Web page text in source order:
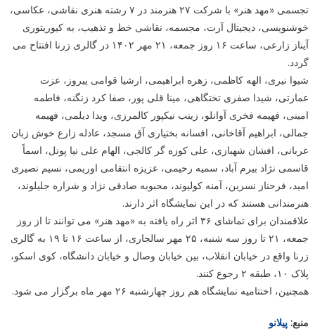
تجسمی «مهد هنر» با شرکت ۲۷ هنرمند در ۷ رشته هنری نقاشی، عکاسی،
خوشنویسی، دیجیتال آرت، مجسمه، نقاشی خط و تذهیب، به کیوریتوری
آیناز زارعی، ساعت ۱۶ روز جمعه، ۲۱ مهر ۱۴۰۲ در گالری زرنا افتتاح می
گردد.
شیوا نیری، الهه کاظمی، زهره ابراهیمی، ارشیا قوامی پیروز، عزت
عمارتی، شیدا صفری تختگاهی، مینا قلی پور، صفا کرد زنگنه، فاطمه
امینی، فهیمه فخری آوانلو، زینب نیکپور کالمرزی، ویدا دیلمی، فهیمه
جمالی، ابراهیم آقاخانی، افسانه بختیاری آق مسجد، عادله زارع خوش زبان
عربانی، افشان شهبازی، علی کوزه گر کالجی، الهام علی نیا پونل، اسماً
قاسمی نژاد بیرم آباد، سمیه رحیمی، عزیزه انتقامی اوریمی، نسیم نصیری
امید، فرحناز نسرین، آمنه کولیوند، محبوبه صادقی نژاد و شراره جلیلوند،
هنرمندانی هستند که در این نمایشگاه اثر دارند.
علاقمندان برای تماشای ۳۶ اثر راه یافته به «مهد هنر» می توانند تا از روز
جمعه، ۲۱ تا روز سه شنبه، ۲۵ مهر سالجاری، از ساعت ۱۶ تا ۱۹ به گالری
زرنا واقع در خیابان انقلاب، بین خیابان وصال و خیابان دانشگاه، کوی اسکو،
پلاک ۱۰، طبقه ۲ رجوع کنند.
همچنین، اختتامیه نمایشگاه هم روز چهارشنبه ۲۶ مهر ماه برگزار می شود.
منبع: پیلانو